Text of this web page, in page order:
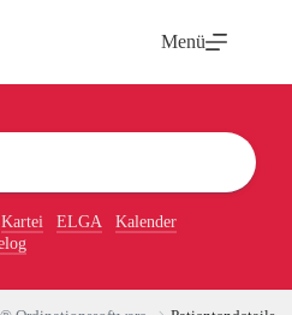
Menü
Kartei ELGA
Kalender